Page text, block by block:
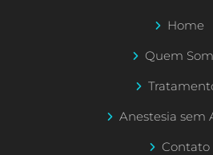
Home
Quem
Anestesia sem
Contato